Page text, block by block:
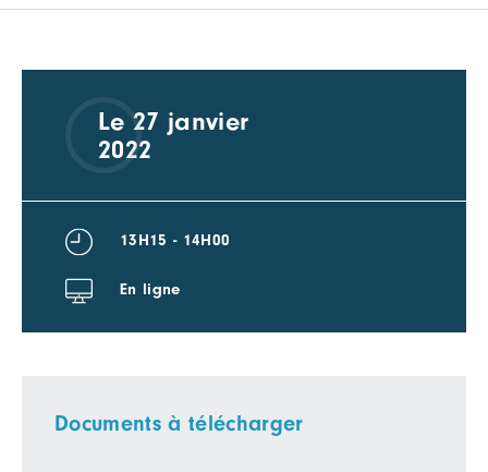
Le 27 janvier
2022
13H15 - 14H00
En ligne
Documents à télécharger